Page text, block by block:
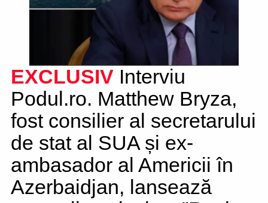
EXCLUSIV Interviu
Podul.ro. Matthew Bryza,
fost consilier al secretarului
de stat al SUA și ex-
ambasador al Americii în
Azerbaidjan, lansează